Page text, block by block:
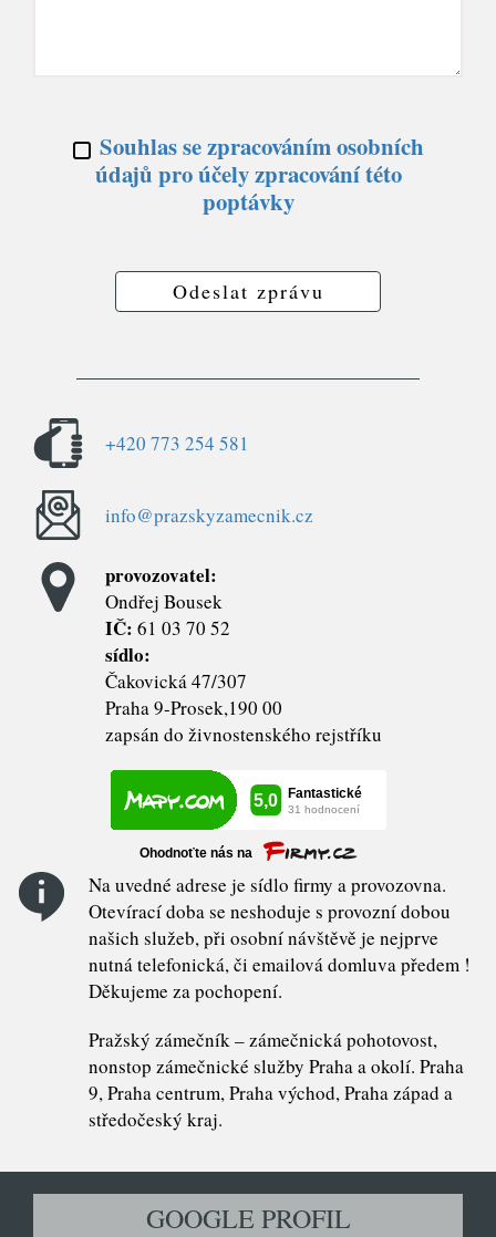
Souhlas se zpracováním osobních
údajů pro účely zpracování této
poptávky
Odeslat zprávu
+420 773 254 581
info@prazskyzamecnik.cz
provozovatel:
Ondřej Bousek
IČ: 61 03 70 52
sídlo:
Čakovická 47/307
Praha 9-Prosek,190 00
zapsán do živnostenského rejstříku
Na uvedné adrese je sídlo firmy a provozovna.
Otevírací doba se neshoduje s provozní dobou
našich služeb, při osobní návštěvě je nejprve
nutná telefonická, či emailová domluva předem !
Děkujeme za pochopení.
Pražský zámečník – zámečnická pohotovost,
nonstop zámečnické služby Praha a okolí. Praha
9, Praha centrum, Praha východ, Praha západ a
středočeský kraj.
GOOGLE PROFIL